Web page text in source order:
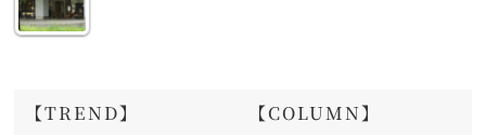
【TREND】 【COLUMN】